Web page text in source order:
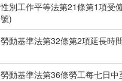
性別工作平等法第21條第1項受
號)
勞動基準法第32條第2項延長時
勞動基準法第36條勞工每七日